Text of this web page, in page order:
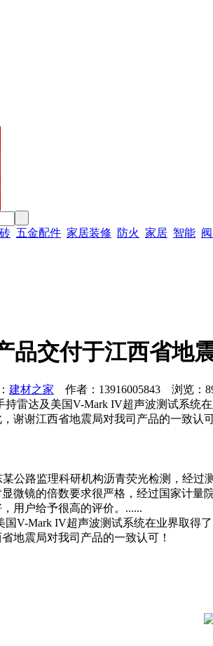
五金配件 家居装修 防火 家居 智能
品交付于江西省地
建材之家 作者：13916005843 浏览：
持雷达及美国V-Mark IV超声波测试系
的客户服务！再此，
公路监理科研机构沥青荧光检测，经
微镜的倍数要求很严格，经过国家计
用户给予很高的评价。......
国V-Mark IV超声波测试系统在业界取得
地震局对我司产品的一致认可！